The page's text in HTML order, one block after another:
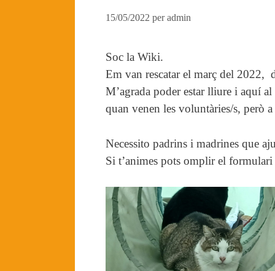
15/05/2022 peradmin
Soc la Wiki.
Em van rescatar el març del 2022,
M’agrada poder estar lliure i aquí
quan venen les voluntàries/s, però
Necessito padrins i madrines que
Si t’animes pots omplir el